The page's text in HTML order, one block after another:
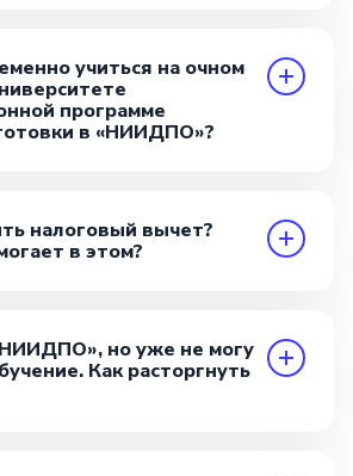
учиться на очном
программе
в «НИИДПО»?
налоговый вычет?
в этом?
но уже не могу
Как расторгнуть